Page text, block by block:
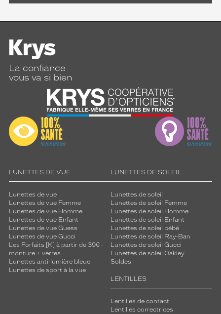
La confiance
vous va si bien
LUNETTES DE VUE
Lunettes de vue
Lunettes de vue Femme
Lunettes de vue Homme
Lunettes de vue Enfant
Lunettes de vue Guess
Lunettes de vue Gucci
Les Forfaits [K] à partir de 39€ -
monture + verres
Lunettes anti-lumière bleue
Lunettes de sport à la vue
LUNETTES DE SOLEIL
Lunettes de soleil
Lunettes de soleil Femme
Lunettes de soleil Homme
Lunettes de soleil Enfant
Lunettes de soleil bébé
Lunettes de soleil Ray-Ban
Lunettes de soleil Gucci
Lunettes de soleil Oakley
Soldes
LENTILLES
Lentilles de contact
Lentilles correctrices